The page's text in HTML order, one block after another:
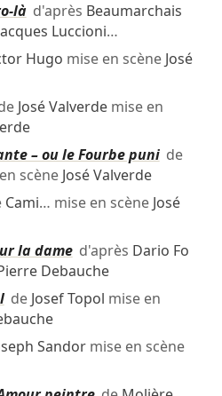
làd'après Beaumarchais
Luccioni…
Hugo mise en scène José
José Valverdemise en
– ou le Fourbe punide
scène José Valverde
Cami… mise en scène José
la damed'après Dario Fo
Debauche
de Josef Topol mise en
Sandormise en scène